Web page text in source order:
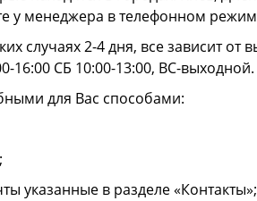
у менеджера в телефонном
случаях 2-4 дня, все зависит
16:00 СБ 10:00-13:00, ВС-
для Вас способами:
указанные в разделе «Контакты»;